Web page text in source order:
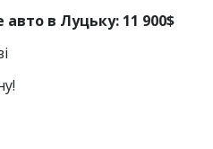
в Луцьку: 11 900$